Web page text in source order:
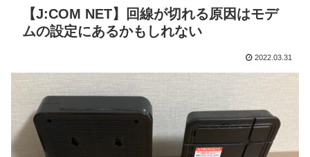
【J:COM NET】回線が切れる原因はモデ
ムの設定にあるかもしれない
2022.03.31